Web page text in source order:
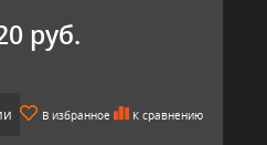
руб.
В избранное К сравнению